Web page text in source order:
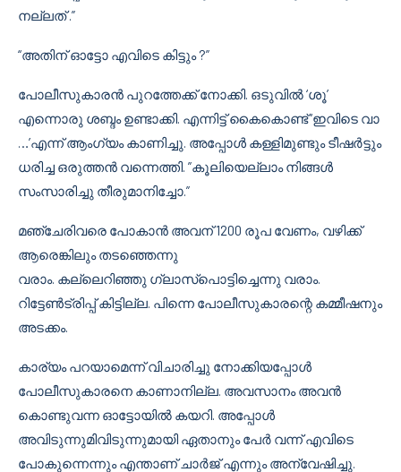
നല്ലത് .”
“അതിന് ഓട്ടോ എവിടെ കിട്ടും ?”
പോലീസുകാരൻ പുറത്തേക്ക് നോക്കി. ഒടുവിൽ ‘ശൂ’
എന്നൊരു ശബ്ദം ഉണ്ടാക്കി. എന്നിട്ട് കൈകൊണ്ട് ‘ഇവിടെ വാ
…’എന്ന് ആംഗ്യം കാണിച്ചു. അപ്പോൾ കള്ളിമുണ്ടും ടീഷർട്ടും
ധരിച്ച ഒരുത്തൻ വന്നെത്തി. ”കൂലിയെല്ലാം നിങ്ങൾ
സംസാരിച്ചു തീരുമാനിച്ചോ.”
മഞ്ചേരിവരെ പോകാൻ അവന് 1200 രൂപ വേണം, വഴിക്ക്
ആരെങ്കിലും തടഞ്ഞെന്നു
വരാം. കല്ലെറിഞ്ഞു ഗ്ലാസ്പൊട്ടിച്ചെന്നു വരാം.
റിട്ടേൺട്രിപ്പ് കിട്ടില്ല. പിന്നെ പോലീസുകാരന്റെ കമ്മീഷനും
അടക്കം.
കാര്യം പറയാമെന്ന് വിചാരിച്ചു നോക്കിയപ്പോൾ
പോലീസുകാരനെ കാണാനില്ല. അവസാനം അവൻ
കൊണ്ടുവന്ന ഓട്ടോയിൽ കയറി. അപ്പോൾ
അവിടുന്നുമിവിടുന്നുമായി ഏതാനും പേർ വന്ന് എവിടെ
പോകുന്നെന്നും എന്താണ് ചാർജ് എന്നും അന്വേഷിച്ചു.